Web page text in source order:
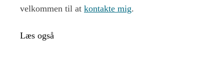
velkommen til at kontakte mig.
Læs også